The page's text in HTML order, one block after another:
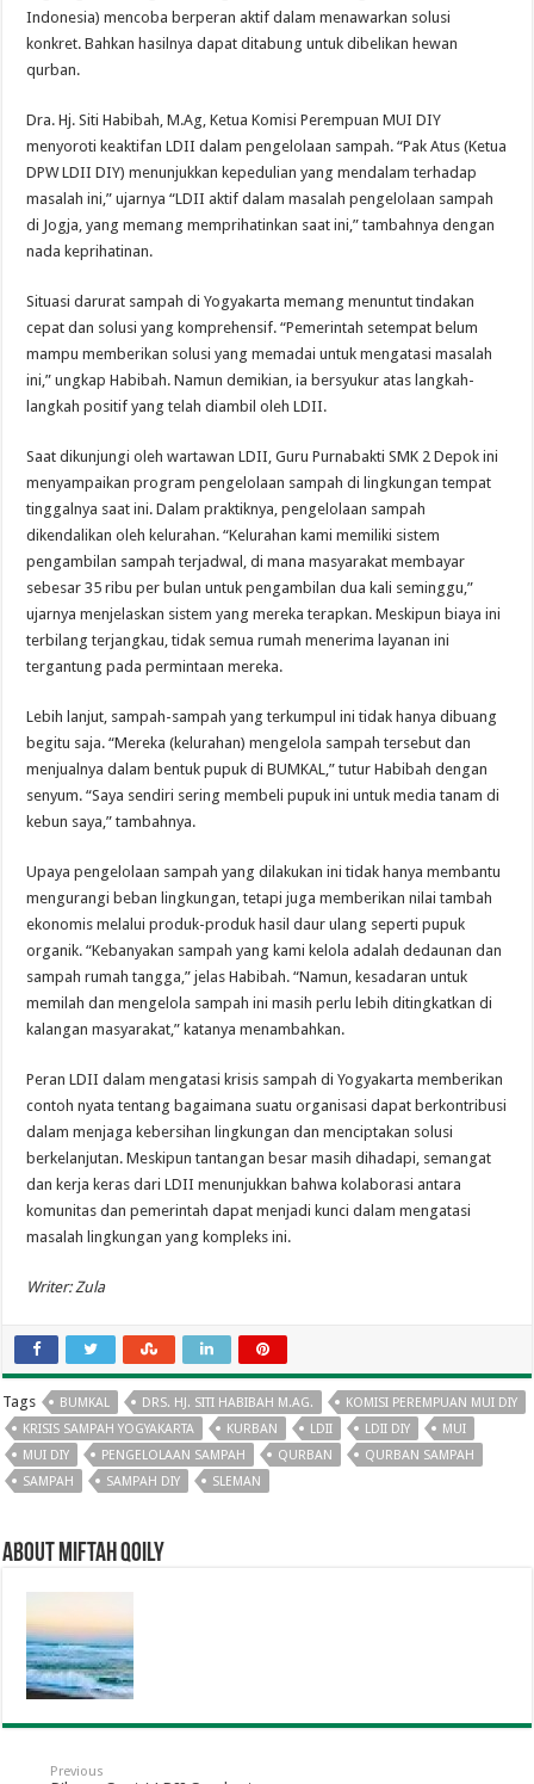
Indonesia) mencoba berperan aktif dalam menawarkan solusi
konkret. Bahkan hasilnya dapat ditabung untuk dibelikan hewan
qurban.
Dra. Hj. Siti Habibah, M.Ag, Ketua Komisi Perempuan MUI DIY
menyoroti keaktifan LDII dalam pengelolaan sampah. “Pak Atus (Ketua
DPW LDII DIY) menunjukkan kepedulian yang mendalam terhadap
masalah ini,” ujarnya “LDII aktif dalam masalah pengelolaan sampah
di Jogja, yang memang memprihatinkan saat ini,” tambahnya dengan
nada keprihatinan.
Situasi darurat sampah di Yogyakarta memang menuntut tindakan
cepat dan solusi yang komprehensif. “Pemerintah setempat belum
mampu memberikan solusi yang memadai untuk mengatasi masalah
ini,” ungkap Habibah. Namun demikian, ia bersyukur atas langkah-
langkah positif yang telah diambil oleh LDII.
Saat dikunjungi oleh wartawan LDII, Guru Purnabakti SMK 2 Depok ini
menyampaikan program pengelolaan sampah di lingkungan tempat
tinggalnya saat ini. Dalam praktiknya, pengelolaan sampah
dikendalikan oleh kelurahan. “Kelurahan kami memiliki sistem
pengambilan sampah terjadwal, di mana masyarakat membayar
sebesar 35 ribu per bulan untuk pengambilan dua kali seminggu,”
ujarnya menjelaskan sistem yang mereka terapkan. Meskipun biaya ini
terbilang terjangkau, tidak semua rumah menerima layanan ini
tergantung pada permintaan mereka.
Lebih lanjut, sampah-sampah yang terkumpul ini tidak hanya dibuang
begitu saja. “Mereka (kelurahan) mengelola sampah tersebut dan
menjualnya dalam bentuk pupuk di BUMKAL,” tutur Habibah dengan
senyum. “Saya sendiri sering membeli pupuk ini untuk media tanam di
kebun saya,” tambahnya.
Upaya pengelolaan sampah yang dilakukan ini tidak hanya membantu
mengurangi beban lingkungan, tetapi juga memberikan nilai tambah
ekonomis melalui produk-produk hasil daur ulang seperti pupuk
organik. “Kebanyakan sampah yang kami kelola adalah dedaunan dan
sampah rumah tangga,” jelas Habibah. “Namun, kesadaran untuk
memilah dan mengelola sampah ini masih perlu lebih ditingkatkan di
kalangan masyarakat,” katanya menambahkan.
Peran LDII dalam mengatasi krisis sampah di Yogyakarta memberikan
contoh nyata tentang bagaimana suatu organisasi dapat berkontribusi
dalam menjaga kebersihan lingkungan dan menciptakan solusi
berkelanjutan. Meskipun tantangan besar masih dihadapi, semangat
dan kerja keras dari LDII menunjukkan bahwa kolaborasi antara
komunitas dan pemerintah dapat menjadi kunci dalam mengatasi
masalah lingkungan yang kompleks ini.
Writer: Zula
Tags BUMKAL DRS. HJ. SITI HABIBAH M.AG.
KOMISI PEREMPUAN MUI DIY
KRISIS SAMPAH YOGYAKARTA
KURBAN LDII LDII DIY
MUI
MUI DIY
PENGELOLAAN SAMPAH QURBAN
QURBAN SAMPAH
SAMPAH
SAMPAH DIY SLEMAN
About Miftah Qoily
Previous